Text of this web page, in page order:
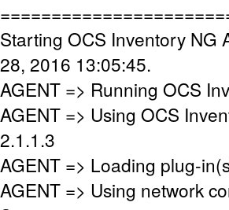
Starting OCS Inventory NG
28, 2016 13:05:45.
AGENT => Running OCS
AGENT => Using OCS
2.1.1.3
AGENT => Loading plug-
AGENT => Using network